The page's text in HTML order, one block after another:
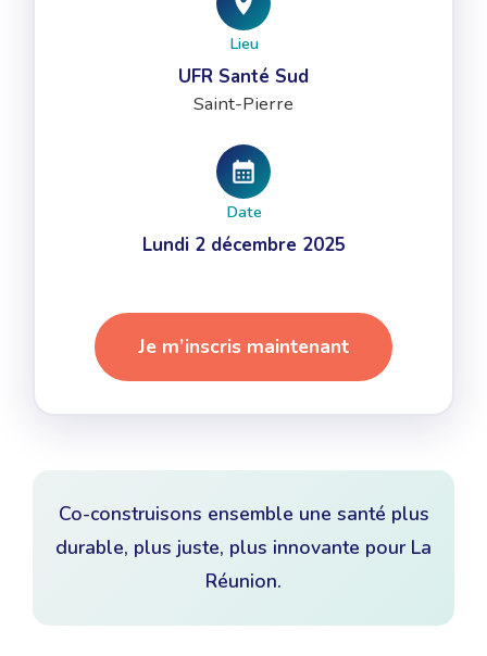
Lieu
UFR Santé Sud
Saint-Pierre
Date
Lundi 2 décembre 2025
Je m’inscris maintenant
Co-construisons ensemble une santé plus
durable, plus juste, plus innovante pour La
Réunion.